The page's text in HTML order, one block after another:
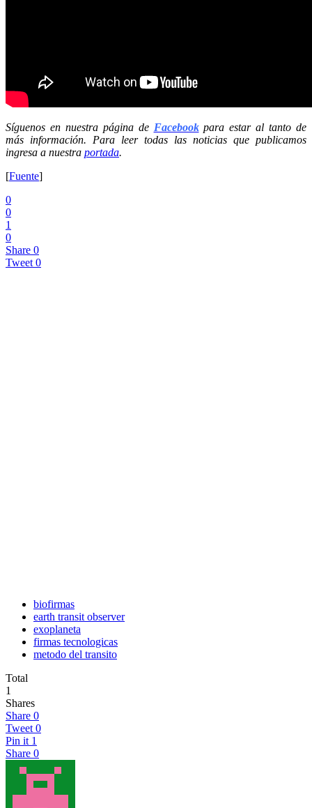
Síguenos en nuestra página de Facebookpara estar al tanto de
más información. Para leer todas las noticias que publicamos
ingresa a nuestra portada.
[Fuente]
0
0
1
0
Share 0
Tweet 0
biofirmas
earth transit observer
exoplaneta
firmas tecnologicas
metodo del transito
Total
1
Shares
Share 0
Tweet 0
Pin it 1
Share 0